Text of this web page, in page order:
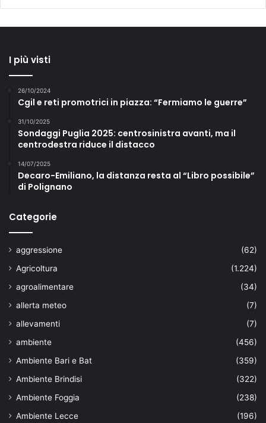
I più visti
26/10/2024
Cgil e reti promotrici in piazza: “Fermiamo le guerre”
31/10/2025
Sondaggi Puglia 2025: centrosinistra avanti, ma il
centrodestra riduce il distacco
14/07/2025
Decaro-Emiliano, la distanza resta al “Libro possibile”
di Polignano
Categorie
aggressione
(62)
Agricoltura
(1.224)
agroalimentare
(34)
allerta meteo
(7)
allevamenti
(7)
ambiente
(456)
Ambiente Bari e Bat
(359)
Ambiente Brindisi
(322)
Ambiente Foggia
(238)
Ambiente Lecce
(196)